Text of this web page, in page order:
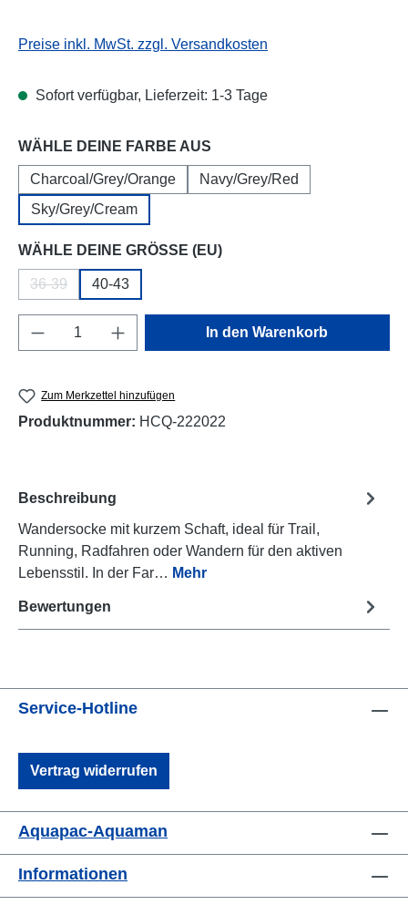
Preise inkl. MwSt. zzgl. Versandkosten
Sofort verfügbar, Lieferzeit: 1-3 Tage
WÄHLE DEINE FARBE AUS
Charcoal/Grey/Orange
Navy/Grey/Red
Sky/Grey/Cream
WÄHLE DEINE GRÖSSE (EU)auswählen
36-39
(Diese Option ist zurzeit nicht verfügbar.)
40-43
Produkt Anzahl: Gib den gewünschten
In den Warenkorb
Zum Merkzettel hinzufügen
Produktnummer: HCQ-222022
Beschreibung
Wandersocke mit kurzem Schaft, ideal für Trail,
Running, Radfahren oder Wandern für den aktiven
Lebensstil. In der Far… Mehr
Bewertungen
Service-Hotline
Vertrag widerrufen
Aquapac-Aquaman
Informationen